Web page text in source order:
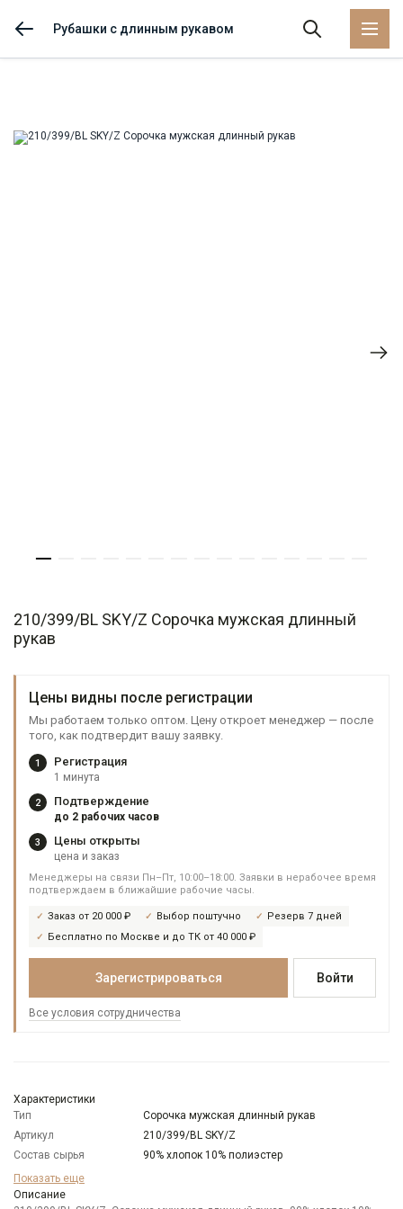
Рубашки с длинным рукавом
210/399/BL SKY/Z Сорочка мужская длинный
рукав
Цены видны после регистрации
Мы работаем только оптом. Цену откроет менеджер — после
того, как подтвердит вашу заявку.
1 Регистрация
1 минута
2 Подтверждение
до 2 рабочих часов
3 Цены открыты
цена и заказ
Менеджеры на связи Пн–Пт, 10:00–18:00. Заявки в нерабочее время
подтверждаем в ближайшие рабочие часы.
Заказ от 20 000 ₽ Выбор поштучно
Резерв 7 дней
Бесплатно по Москве и до ТК от 40 000 ₽
Зарегистрироваться Войти
Все условия сотрудничества
Характеристики
Тип
Сорочка мужская длинный рукав
Артикул
210/399/BL SKY/Z
Состав сырья
90% хлопок 10% полиэстер
Бренд
Модель
Показать еще
Описание